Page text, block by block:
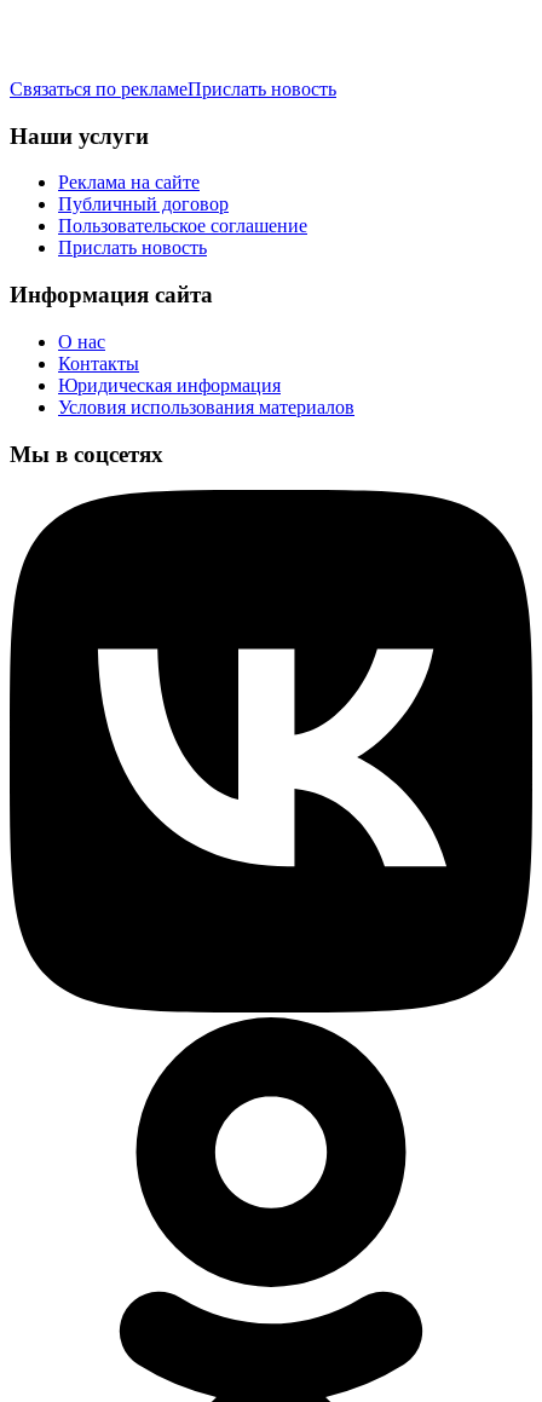
Связаться по рекламеПрислать новость
Наши услуги
Реклама на сайте
Публичный договор
Пользовательское соглашение
Прислать новость
Информация сайта
О нас
Контакты
Юридическая информация
Условия использования материалов
Мы в соцсетях